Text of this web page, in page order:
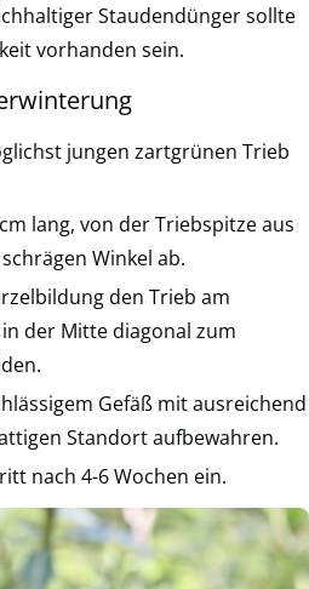
Staudendünger sollte
vorhanden sein.
jungen zartgrünen Trieb
lang, von der Triebspitze aus
Winkel ab.
den Trieb am
der Mitte diagonal zum
Gefäß mit ausreichend
Standort aufbewahren.
nach 4-6 Wochen ein.